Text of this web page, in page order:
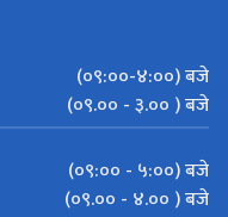
(०९:००-४:००) बजे
(०९.०० - ३.०० ) बजे
(०९:०० - ५:००) बजे
(०९.०० - ४.०० ) बजे